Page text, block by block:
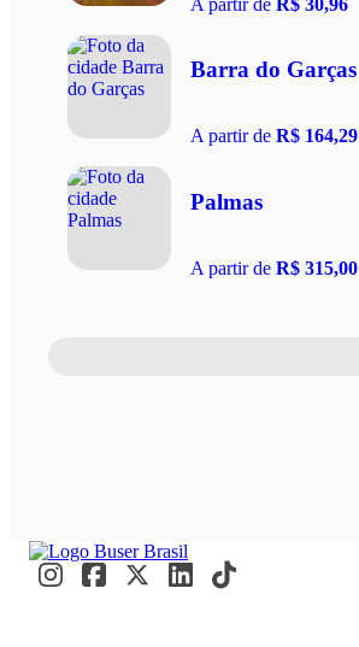
Barra do Garças
A partir de R$ 164,29
Palmas
A partir de R$ 315,00